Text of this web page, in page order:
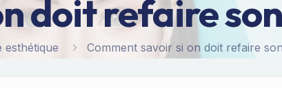
doit refaire
esthétique Comment savoir si on doit refaire